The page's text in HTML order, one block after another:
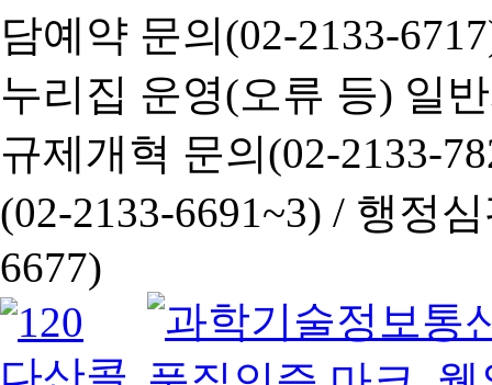
담예약 문의(02-2133-
누리집 운영(오류 등) 일
규제개혁 문의(02-2133-
(02-2133-6691~3) / 행정심
6677)